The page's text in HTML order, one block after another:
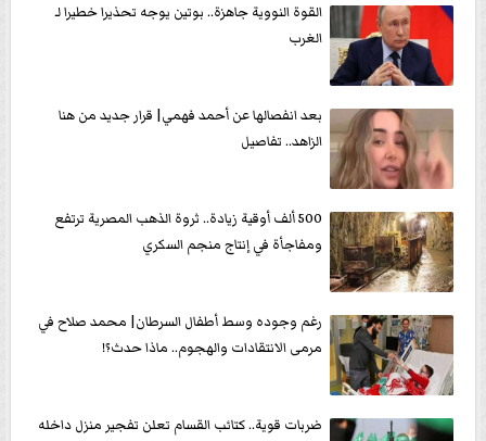
القوة النووية جاهزة.. بوتين يوجه تحذيرا خطيرا لـ
الغرب
بعد انفصالها عن أحمد فهمي| قرار جديد من هنا
الزاهد.. تفاصيل
500 ألف أوقية زيادة.. ثروة الذهب المصرية ترتفع
ومفاجأة في إنتاج منجم السكري
رغم وجوده وسط أطفال السرطان| محمد صلاح في
مرمى الانتقادات والهجوم.. ماذا حدث؟!
ضربات قوية.. كتائب القسام تعلن تفجير منزل داخله